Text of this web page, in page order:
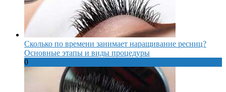
Сколько по времени занимает наращивание ресниц?
Основные этапы и виды процедуры
0